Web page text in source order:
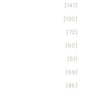
(147)
(120)
(72)
(50)
(51)
(69)
(85)